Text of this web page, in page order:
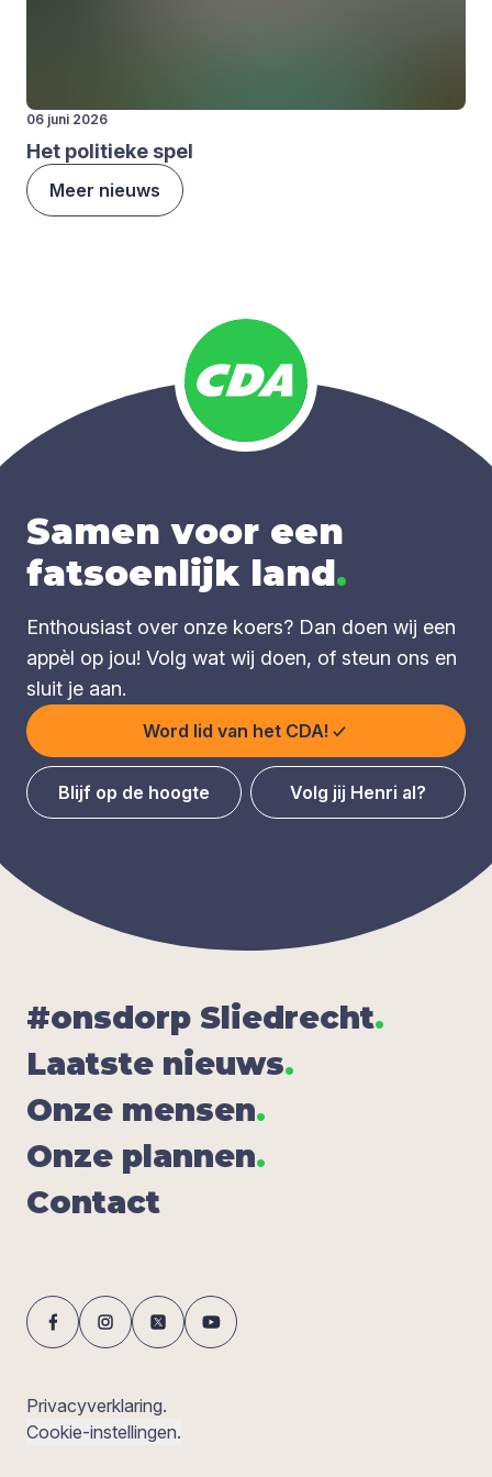
06 juni 2026
Het poli­tie­ke spel
Meer nieuws
Samen voor een
fatsoenlijk land.
Enthousiast over onze koers? Dan doen wij een
appèl op jou! Volg wat wij doen, of steun ons en
sluit je aan.
Word lid van het CDA!
Blijf op de hoogte Volg jij Henri al?
#ons­dorp Sliedrecht.
Laat­ste nieuws.
Onze men­sen.
Onze plan­nen.
Con­tact
Privacyverklaring.
Cookie-instellingen.